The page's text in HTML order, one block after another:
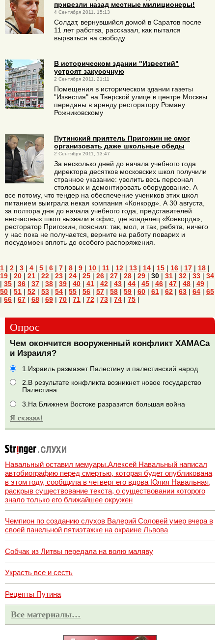
привезли назад местные милиционеры!
4 Сентября 2011, 15:13
Солдат, вернувшийся домой в Саратов после
11 лет рабства, рассказал, как пытался
вырваться на свободу
В историческом здании "Известий"
устроят закусочную
2 Сентября 2011, 21:11
Помещения в историческом здании газеты
"Известия" на Тверской улице в центре Москвы
переданы в аренду ресторатору Роману
Рожниковскому
Путинский приятель Пригожин не смог
организовать даже школьные обеды
2 Сентября 2011, 13:47
За несколько дней до начала учебного года
директора десятков московских школ получили
странное указание: уволить весь персонал
столовых и демонтировать оборудование. А
все потому, что тендер на обеспечение учеников этих школ
питанием выиграла некая компания «Конкорд». А 30 августа,
за полтора дня до начала учебного года, представителей
несчастных школ вызвали в офис, где владелец «Конкорда»,
ресторатор Пригожин, пояснил: так, мол, и так, ребята, ничего
у нас пока не получается, верните на работу поварих и
посудомоек вплоть до особого распоряжения.
1 | 2 | 3 | 4 | 5 | 6 | 7 | 8 | 9 | 10 | 11 | 12 | 13 | 14 | 15 | 16 | 17 | 18 |
19 | 20 | 21 | 22 | 23 | 24 | 25 | 26 | 27 | 28 | 29 | 30 | 31 | 32 | 33 | 34
| 35 | 36 | 37 | 38 | 39 | 40 | 41 | 42 | 43 | 44 | 45 | 46 | 47 | 48 | 49 |
50 | 51 | 52 | 53 | 54 | 55 | 56 | 57 | 58 | 59 | 60 | 61 | 62 | 63 | 64 | 65
| 66 | 67 | 68 | 69 | 70 | 71 | 72 | 73 | 74 | 75 |
Опрос
Чем окончится вооруженный конфликт ХАМАСа
и Израиля?
1.Израиль размажет Палестину и палестинский народ
2.В результате конфликта возникнет новое государство
Палестина
3.На Ближнем Востоке разразится большая война
Навальный оставил мемуары.Алексей Навальный написал
автобиографию перед смертью, которая будет опубликована
в этом году, сообщила в четверг его вдова Юлия Навальная,
раскрыв существование текста, о существовании которого
знало только его ближайшее окружен
Чемпион по созданию слухов Валерий Соловей умер вчера в
своей панельной пятиэтажке на окраине Львова
Собчак из Литвы передала на волю маляву
Украсть все и сесть
Рецепты Путина
Все материалы…